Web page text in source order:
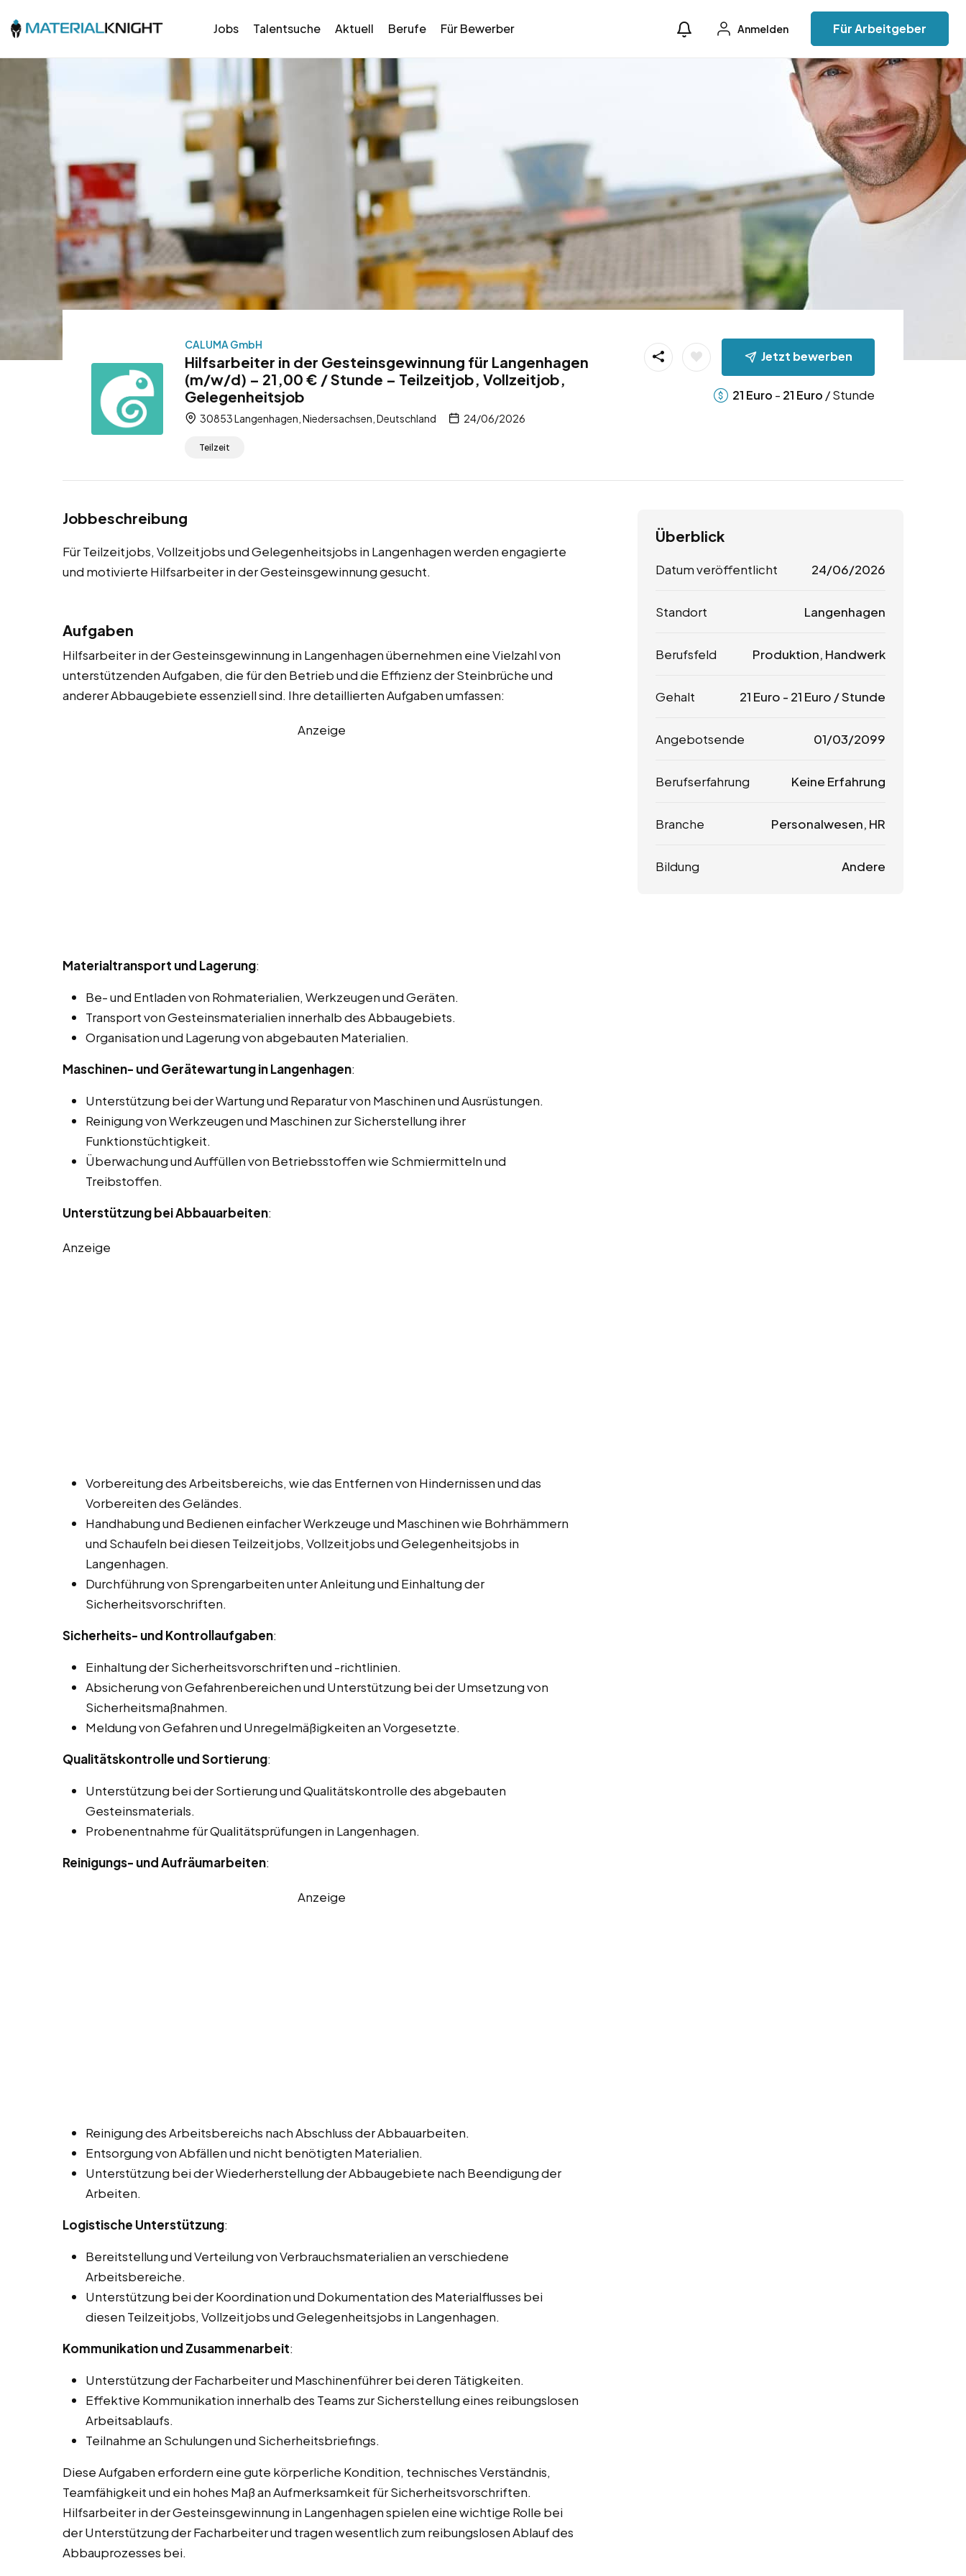
Jobs Talentsuche Aktuell Berufe Für Bewerber Anmelden Für Arbeitgeber
CALUMA GmbH
Hilfsarbeiter in der Gesteinsgewinnung für Langenhagen
(m/w/d) – 21,00 € / Stunde – Teilzeitjob, Vollzeitjob,
Gelegenheitsjob
30853 Langenhagen, Niedersachsen, Deutschland 24/06/2026
Teilzeit
Jetzt bewerben
21 Euro - 21 Euro / Stunde
Jobbeschreibung
Für Teilzeitjobs, Vollzeitjobs und Gelegenheitsjobs in Langenhagen werden engagierte
und motivierte Hilfsarbeiter in der Gesteinsgewinnung gesucht.
Aufgaben
Hilfsarbeiter in der Gesteinsgewinnung in Langenhagen übernehmen eine Vielzahl von
unterstützenden Aufgaben, die für den Betrieb und die Effizienz der Steinbrüche und
anderer Abbaugebiete essenziell sind. Ihre detaillierten Aufgaben umfassen:
Anzeige
Materialtransport und Lagerung:
Be- und Entladen von Rohmaterialien, Werkzeugen und Geräten.
Transport von Gesteinsmaterialien innerhalb des Abbaugebiets.
Organisation und Lagerung von abgebauten Materialien.
Maschinen- und Gerätewartung in Langenhagen:
Unterstützung bei der Wartung und Reparatur von Maschinen und Ausrüstungen.
Reinigung von Werkzeugen und Maschinen zur Sicherstellung ihrer
Funktionstüchtigkeit.
Überwachung und Auffüllen von Betriebsstoffen wie Schmiermitteln und
Treibstoffen.
Unterstützung bei Abbauarbeiten:
Anzeige
Vorbereitung des Arbeitsbereichs, wie das Entfernen von Hindernissen und das
Vorbereiten des Geländes.
Handhabung und Bedienen einfacher Werkzeuge und Maschinen wie Bohrhämmern
und Schaufeln bei diesen Teilzeitjobs, Vollzeitjobs und Gelegenheitsjobs in
Langenhagen.
Durchführung von Sprengarbeiten unter Anleitung und Einhaltung der
Sicherheitsvorschriften.
Sicherheits- und Kontrollaufgaben:
Einhaltung der Sicherheitsvorschriften und -richtlinien.
Absicherung von Gefahrenbereichen und Unterstützung bei der Umsetzung von
Sicherheitsmaßnahmen.
Meldung von Gefahren und Unregelmäßigkeiten an Vorgesetzte.
Qualitätskontrolle und Sortierung:
Unterstützung bei der Sortierung und Qualitätskontrolle des abgebauten
Gesteinsmaterials.
Probenentnahme für Qualitätsprüfungen in Langenhagen.
Reinigungs- und Aufräumarbeiten:
Anzeige
Reinigung des Arbeitsbereichs nach Abschluss der Abbauarbeiten.
Entsorgung von Abfällen und nicht benötigten Materialien.
Unterstützung bei der Wiederherstellung der Abbaugebiete nach Beendigung der
Arbeiten.
Logistische Unterstützung:
Bereitstellung und Verteilung von Verbrauchsmaterialien an verschiedene
Arbeitsbereiche.
Unterstützung bei der Koordination und Dokumentation des Materialflusses bei
diesen Teilzeitjobs, Vollzeitjobs und Gelegenheitsjobs in Langenhagen.
Kommunikation und Zusammenarbeit:
Unterstützung der Facharbeiter und Maschinenführer bei deren Tätigkeiten.
Effektive Kommunikation innerhalb des Teams zur Sicherstellung eines reibungslosen
Arbeitsablaufs.
Teilnahme an Schulungen und Sicherheitsbriefings.
Diese Aufgaben erfordern eine gute körperliche Kondition, technisches Verständnis,
Teamfähigkeit und ein hohes Maß an Aufmerksamkeit für Sicherheitsvorschriften.
Hilfsarbeiter in der Gesteinsgewinnung in Langenhagen spielen eine wichtige Rolle bei
der Unterstützung der Facharbeiter und tragen wesentlich zum reibungslosen Ablauf des
Abbauprozesses bei.
Überblick
Datum veröffentlicht 24/06/2026
Standort Langenhagen
Berufsfeld Produktion, Handwerk
Gehalt 21 Euro - 21 Euro / Stunde
Angebotsende 01/03/2099
Berufserfahrung Keine Erfahrung
Branche Personalwesen, HR
Bildung Andere